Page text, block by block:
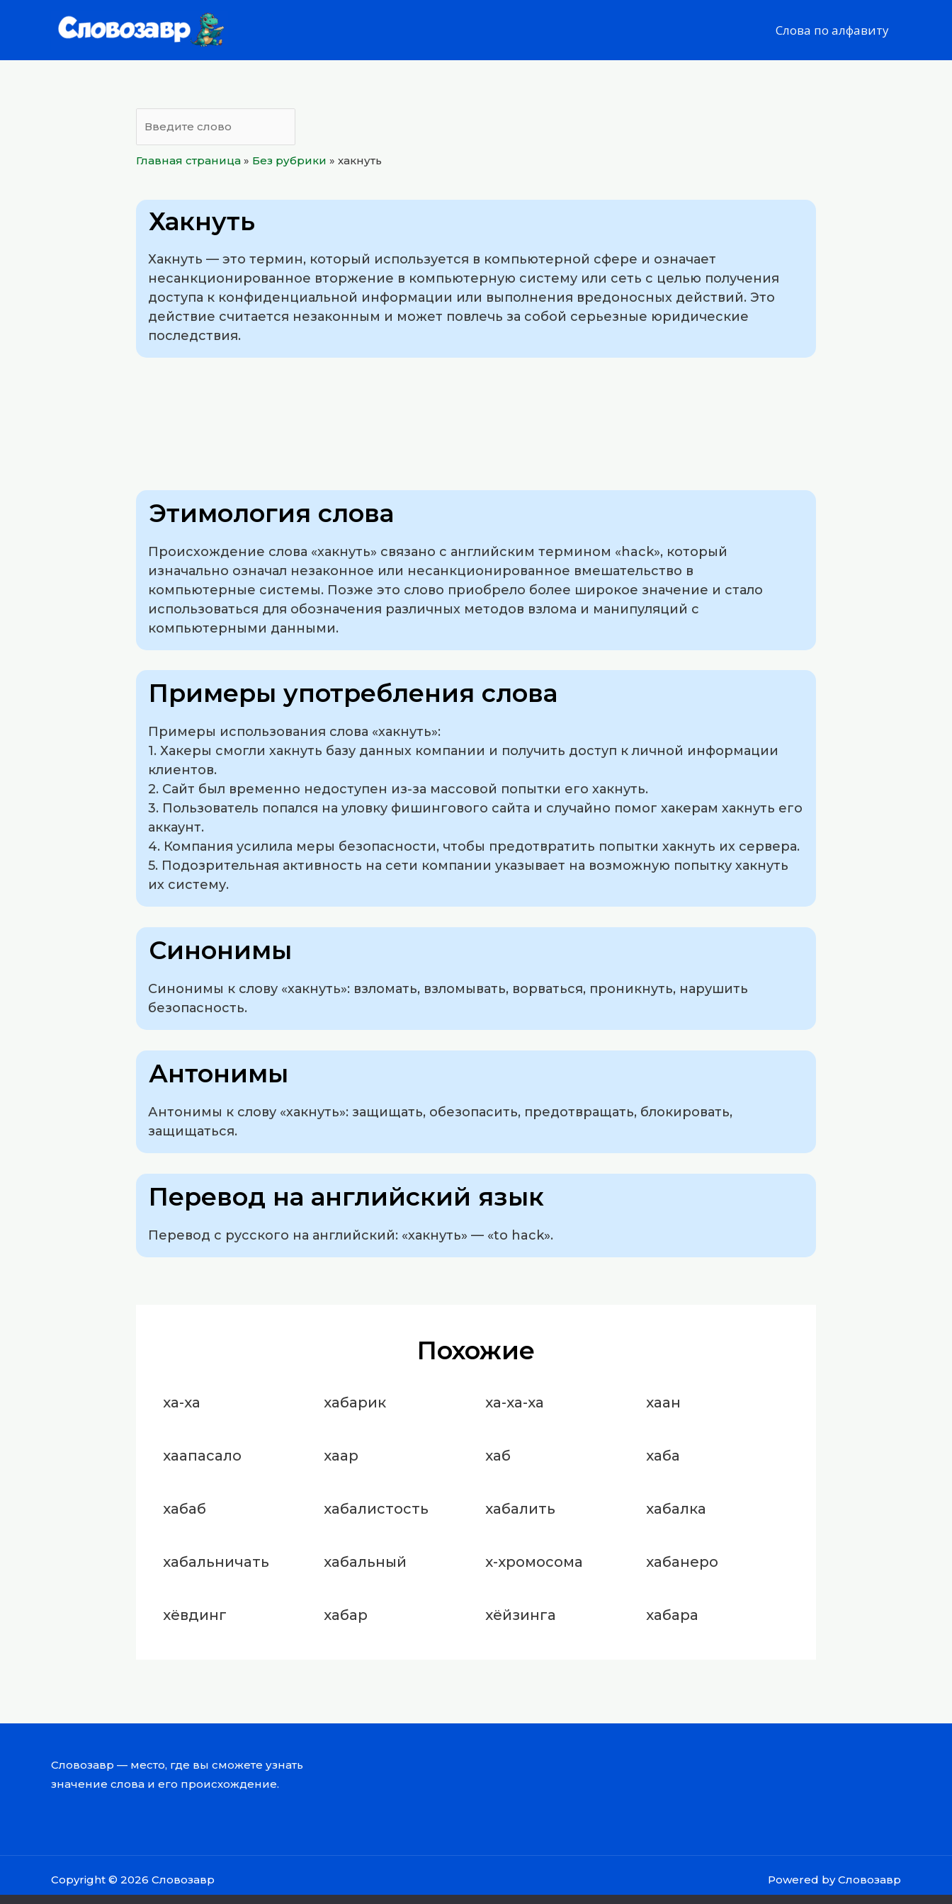
Слова по алфавиту
Главная страница » Без рубрики » хакнуть
Хакнуть
Хакнуть — это термин, который используется в компьютерной сфере и означает
несанкционированное вторжение в компьютерную систему или сеть с целью получения
доступа к конфиденциальной информации или выполнения вредоносных действий. Это
действие считается незаконным и может повлечь за собой серьезные юридические
последствия.
Этимология слова
Происхождение слова «хакнуть» связано с английским термином «hack», который
изначально означал незаконное или несанкционированное вмешательство в
компьютерные системы. Позже это слово приобрело более широкое значение и стало
использоваться для обозначения различных методов взлома и манипуляций с
компьютерными данными.
Примеры употребления слова
Примеры использования слова «хакнуть»:
1. Хакеры смогли хакнуть базу данных компании и получить доступ к личной информации
клиентов.
2. Сайт был временно недоступен из-за массовой попытки его хакнуть.
3. Пользователь попался на уловку фишингового сайта и случайно помог хакерам хакнуть его
аккаунт.
4. Компания усилила меры безопасности, чтобы предотвратить попытки хакнуть их сервера.
5. Подозрительная активность на сети компании указывает на возможную попытку хакнуть
их систему.
Синонимы
Синонимы к слову «хакнуть»: взломать, взломывать, ворваться, проникнуть, нарушить
безопасность.
Антонимы
Антонимы к слову «хакнуть»: защищать, обезопасить, предотвращать, блокировать,
защищаться.
Перевод на английский язык
Перевод с русского на английский: «хакнуть» — «to hack».
Похожие
ха-ха хабарик ха-ха-ха хаан
хаапасало хаар хаб хаба
хабаб хабалистость хабалить хабалка
хабальничать хабальный х-хромосома хабанеро
хёвдинг хабар хёйзинга хабара
Словозавр — место, где вы сможете узнать
значение слова и его происхождение.
Copyright © 2026 Словозавр Powered by Словозавр